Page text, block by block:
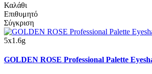
Καλάθι
Επιθυμητό
Σύγκριση
5x1.6g
GOLDEN ROSE Professional Palette